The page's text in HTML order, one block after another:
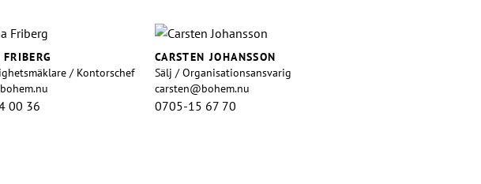
/ Kontorschef
00 36
CARSTEN JOHANSSON
Sälj / Organisationsansvarig
carsten@bohem.nu
0705-15 67 70